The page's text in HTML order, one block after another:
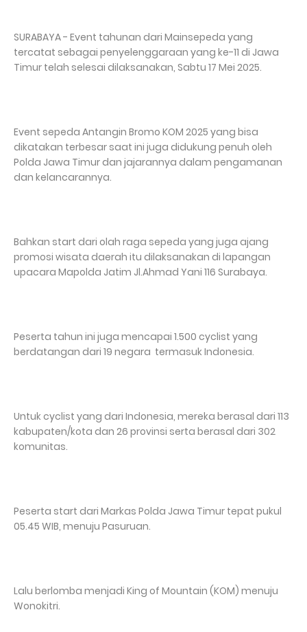
SURABAYA - Event tahunan dari Mainsepeda yang
tercatat sebagai penyelenggaraan yang ke-11 di Jawa
Timur telah selesai dilaksanakan, Sabtu 17 Mei 2025.
Event sepeda Antangin Bromo KOM 2025 yang bisa
dikatakan terbesar saat ini juga didukung penuh oleh
Polda Jawa Timur dan jajarannya dalam pengamanan
dan kelancarannya.
Bahkan start dari olah raga sepeda yang juga ajang
promosi wisata daerah itu dilaksanakan di lapangan
upacara Mapolda Jatim Jl.Ahmad Yani 116 Surabaya.
Peserta tahun ini juga mencapai 1.500 cyclist yang
berdatangan dari 19 negara termasuk Indonesia.
Untuk cyclist yang dari Indonesia, mereka berasal dari 113
kabupaten/kota dan 26 provinsi serta berasal dari 302
komunitas.
Peserta start dari Markas Polda Jawa Timur tepat pukul
05.45 WIB, menuju Pasuruan.
Lalu berlomba menjadi King of Mountain (KOM) menuju
Wonokitri.